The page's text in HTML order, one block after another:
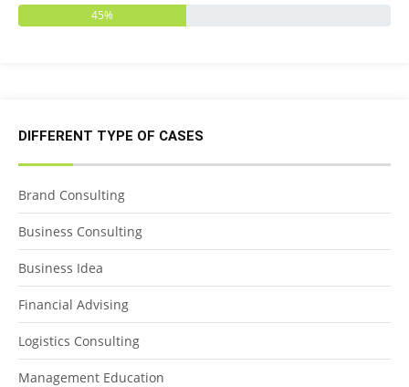
45%
DIFFERENT TYPE OF CASES
Brand Consulting
Business Consulting
Business Idea
Financial Advising
Logistics Consulting
Management Education